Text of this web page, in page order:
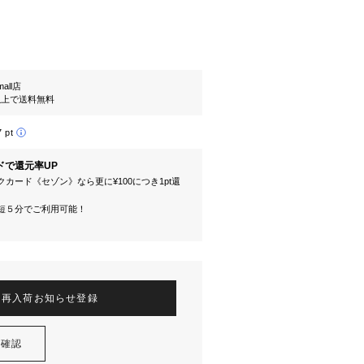
店
で送料無料
pt
で還元率UP
カード《セゾン》なら更に¥100につき1pt還
５分でご利用可能！
再入荷お知らせ登録
認